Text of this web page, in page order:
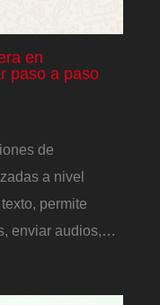
en
paso a paso
de
a nivel
permite
enviar audios,…